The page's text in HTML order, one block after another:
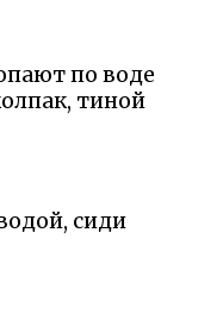
по воде
тиной
сиди